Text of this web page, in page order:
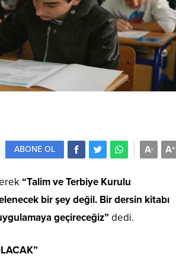
A+
A-
ABONE OL
“Talim ve Terbiye Kurulu
bir şey değil. Bir dersin kitabı
geçireceğiz” dedi.